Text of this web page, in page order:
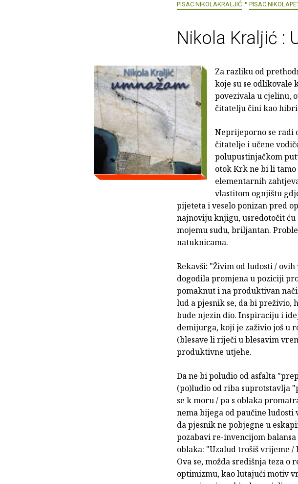
PISAC NIKOLAKRALJIĆ
PISAC
Nikola Kraljić :
Za razliku od
koje su se odlikovale
povezivala u cjelinu,
čitatelju čini kao
Neprijeporno se radi
čitatelje i učene
polupustinjačkom
otok Krk ne bi li tamo
elementarnih
vlastitom ognjištu
pijeteta i veselo ponizan pred
najnoviju knjigu, usredotočit
mojemu sudu, briljantan.
natuknicama.
Rekavši: "Živim od ludosti /
dogodila promjena u poziciji
pomaknut i na produktivan
lud a pjesnik se, da bi preživio,
bude njezin dio. Inspiraciju i
demijurga, koji je zaživio još u
(blesave li riječi u blesavim
produktivne utjehe.
Da ne bi poludio od asfalta
(po)ludio od riba suprotstavlja
se k moru / pa s oblaka
nema bijega od paučine
da pjesnik ne pobjegne u
pozabavi re-invencijom
oblaka: "Uzalud trošiš vrijeme /
Ova se, možda središnja teza
optimizmu, kao lutajući motiv